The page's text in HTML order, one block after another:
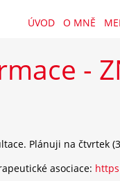
ÚVOD O MNĚ
-
Plánuji na čtvrtek
asociace: